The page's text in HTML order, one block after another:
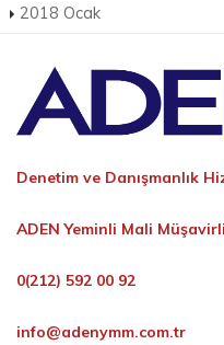
2018 Ocak
Denetim ve Danışmanlık
ADEN Yeminli Mali
0(212) 592 00 92
info@adenymm.com.tr